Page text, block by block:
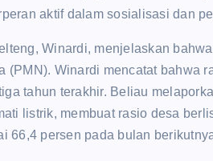
aktif dalam sosialisasi dan
Winardi, menjelaskan
(PMN). Winardi mencatat bahwa
tahun terakhir. Beliau
listrik, membuat rasio desa
66,4 persen pada bulan